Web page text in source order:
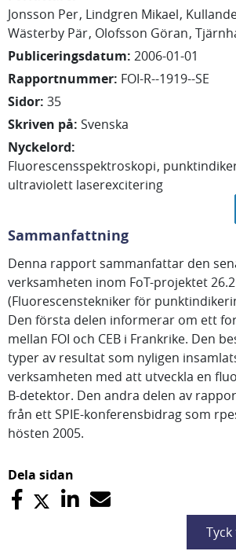
Jonsson Per Lindgren Mikael
Wästerby Pär Olofsson Göran
Publiceringsdatum: 2006-01-01
Rapportnummer: FOI-R--1919--SE
Sidor: 35
Skriven på: Svenska
Nyckelord:
Fluorescensspektroskopi
ultraviolett laserexcitering
Sammanfattning
Denna rapport sammanfattar den
verksamheten inom FoT-projektet 26.2
(Fluorescenstekniker för
Den första delen informerar om ett
mellan FOI och CEB i Frankrike. Den
typer av resultat som nyligen
verksamheten med att utveckla en
B-detektor. Den andra delen av
från ett SPIE-konferensbidrag som
hösten 2005.
Dela sidan